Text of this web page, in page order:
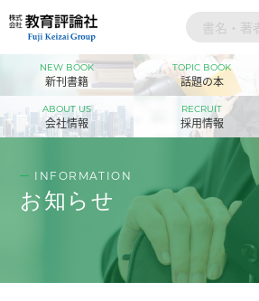
トップ
新刊書籍
書籍一覧
NEW BOOK
新刊書籍
TOPIC BOOK
話題の本
ABOUT US
会社情報
RECRUIT
採用情報
INFORMATION
お知らせ